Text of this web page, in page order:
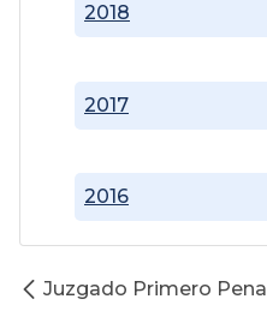
2016
2017
2018
Juzgado Primero